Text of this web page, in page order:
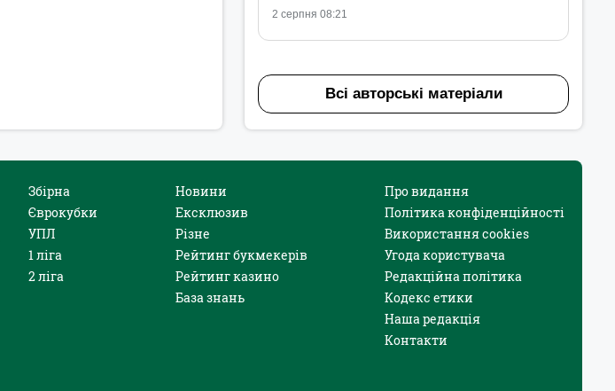
2 серпня 08:21
Всі авторські матеріали
Збірна
Єврокубки
УПЛ
1 ліга
2 ліга
Новини
Ексклюзив
Різне
Рейтинг букмекерів
Рейтинг казино
База знань
Про видання
Політика конфіденційності
Використання cookies
Угода користувача
Редакційна політика
Кодекс етики
Наша редакція
Контакти